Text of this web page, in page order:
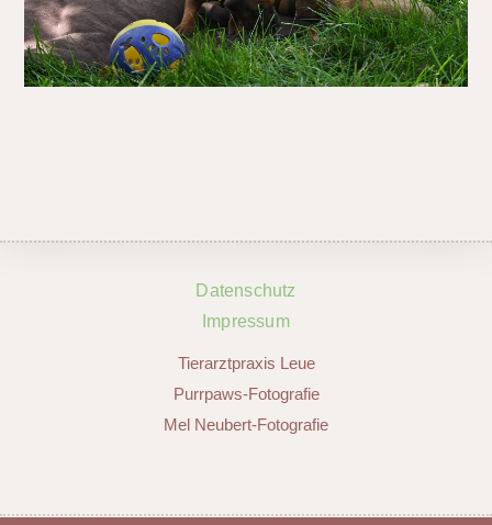
Datenschutz
Impressum
Tierarztpraxis Leue
Purrpaws-Fotografie
Mel Neubert-Fotografie